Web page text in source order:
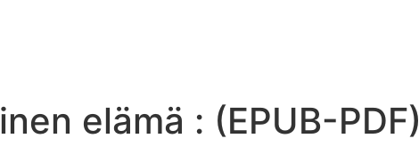
elämä : (EPUB-PDF)